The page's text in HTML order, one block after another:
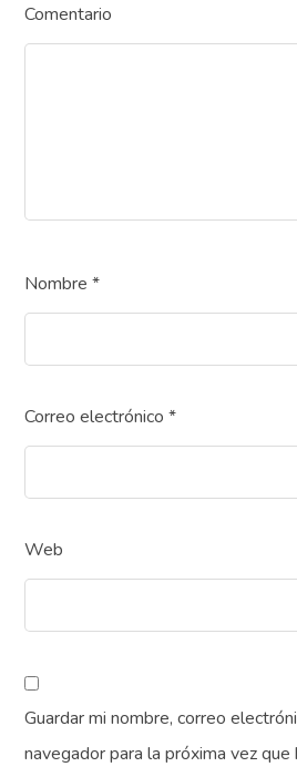
Comentario
Nombre*
Correo electrónico*
Web
Guardar mi nombre, correo
navegador para la próxima vez que